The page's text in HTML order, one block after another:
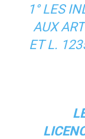
1° LES
AUX
ET L.